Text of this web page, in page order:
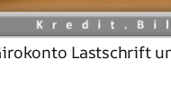
Lastschrift